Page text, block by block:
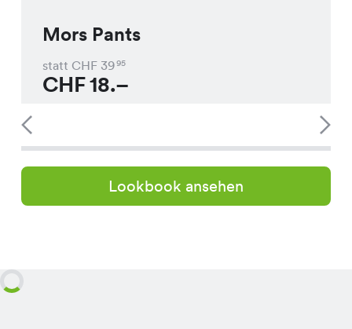
Mors Pants
statt CHF 3995
CHF18.–
Lookbook ansehen